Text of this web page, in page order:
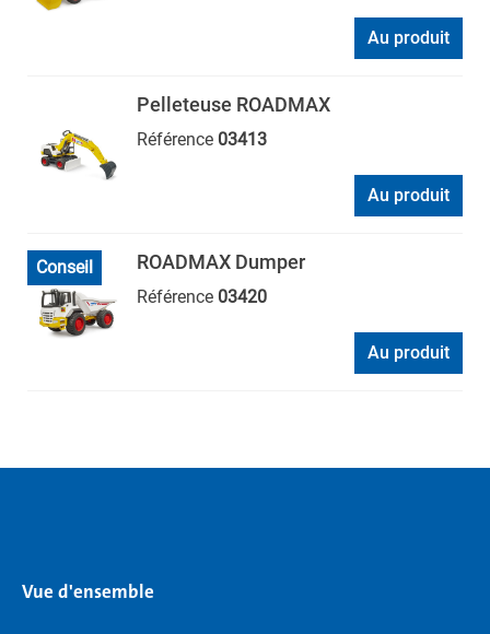
Au produit
Pelleteuse ROADMAX
Référence 03413
Au produit
Conseil ROADMAX Dumper
Référence 03420
Au produit
Vue d'ensemble